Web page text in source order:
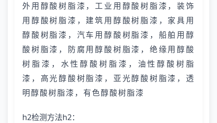
外用醇酸树脂漆，工业用醇酸树脂漆，装饰
用醇酸树脂漆，建筑用醇酸树脂漆，家具用
醇酸树脂漆，汽车用醇酸树脂漆，船舶用醇
酸树脂漆，防腐用醇酸树脂漆，绝缘用醇酸
树脂漆，水性醇酸树脂漆，油性醇酸树脂
漆，高光醇酸树脂漆，亚光醇酸树脂漆，透
明醇酸树脂漆，有色醇酸树脂漆
h2检测方法h2：